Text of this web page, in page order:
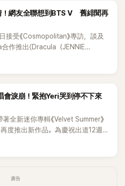
網友全聯想到BTS V 舊緋聞再
接受《Cosmopolitan》專訪，談及
作推出〈Dracula（JENNIE
到她一句關於「共同朋友」的回答，
淚崩！緊抱Yeri哭到停不下來
全新迷你專輯《Velvet Summer》
度推出新作品。為慶祝出道12週
場粉絲演唱會，與粉絲共同回顧經
廣告